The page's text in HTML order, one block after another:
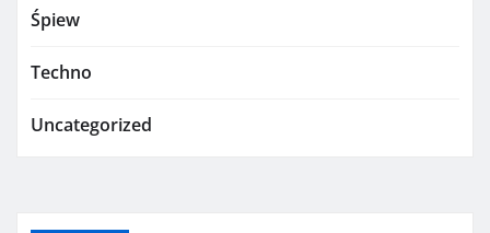
Śpiew
Techno
Uncategorized